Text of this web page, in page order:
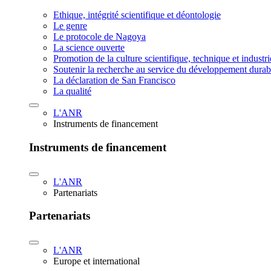
Ethique, intégrité scientifique et déontologie
Le genre
Le protocole de Nagoya
La science ouverte
Promotion de la culture scientifique, technique et
Soutenir la recherche au service du développement
La déclaration de San Francisco
La qualité
L'ANR
Instruments de financement
Instruments de financement
L'ANR
Partenariats
Partenariats
L'ANR
Europe et international